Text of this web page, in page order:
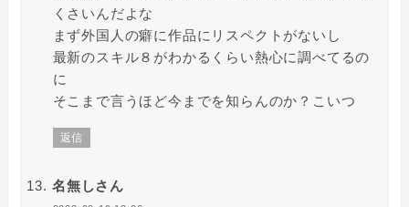
くさいんだよな
まず外国人の癖に作品にリスペクトがないし
最新のスキル８がわかるくらい熱心に調べてるの
に
そこまで言うほど今までを知らんのか？こいつ
返信
名無しさん